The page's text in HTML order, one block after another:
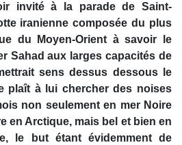
invité à la parade de Saint-
iranienne composée du plus
du Moyen-Orient à savoir le
Sahad aux larges capacités de
sens dessus dessous le
plaît à lui chercher des noises
non seulement en mer Noire
en Arctique, mais bel et bien en
le but étant évidemment de